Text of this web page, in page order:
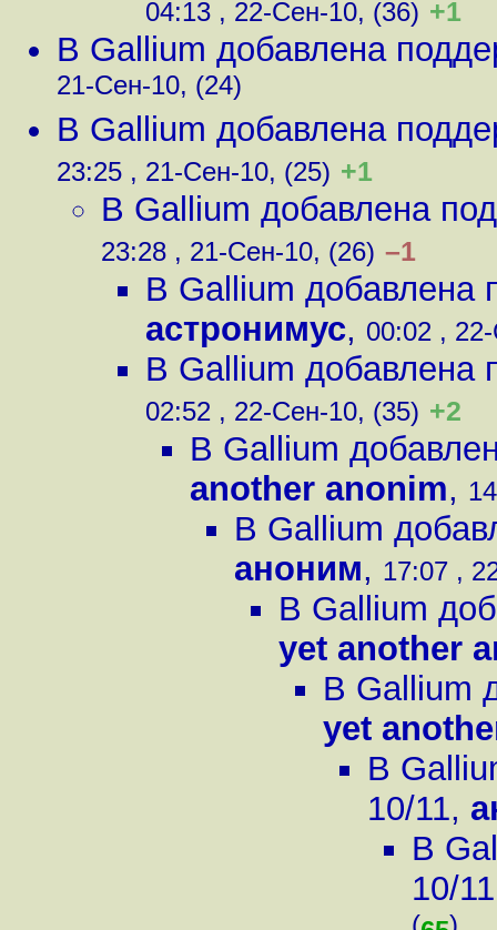
04:13 , 22-Сен-10, (36) +1
В Gallium добавлена
21-Сен-10, (24)
В Gallium добавлена
23:25 , 21-Сен-10, (25) +1
В Gallium добавлена
23:28 , 21-Сен-10, (26) –1
В Gallium добавлена
астронимус, 00:02 ,
В Gallium добавлена
02:52 , 22-Сен-10, (35) +2
В Gallium
another anonim,
В Gallium
аноним, 17:07 ,
В Gallium
yet another
В Gallium
yet
В
10/11,
В
10/11